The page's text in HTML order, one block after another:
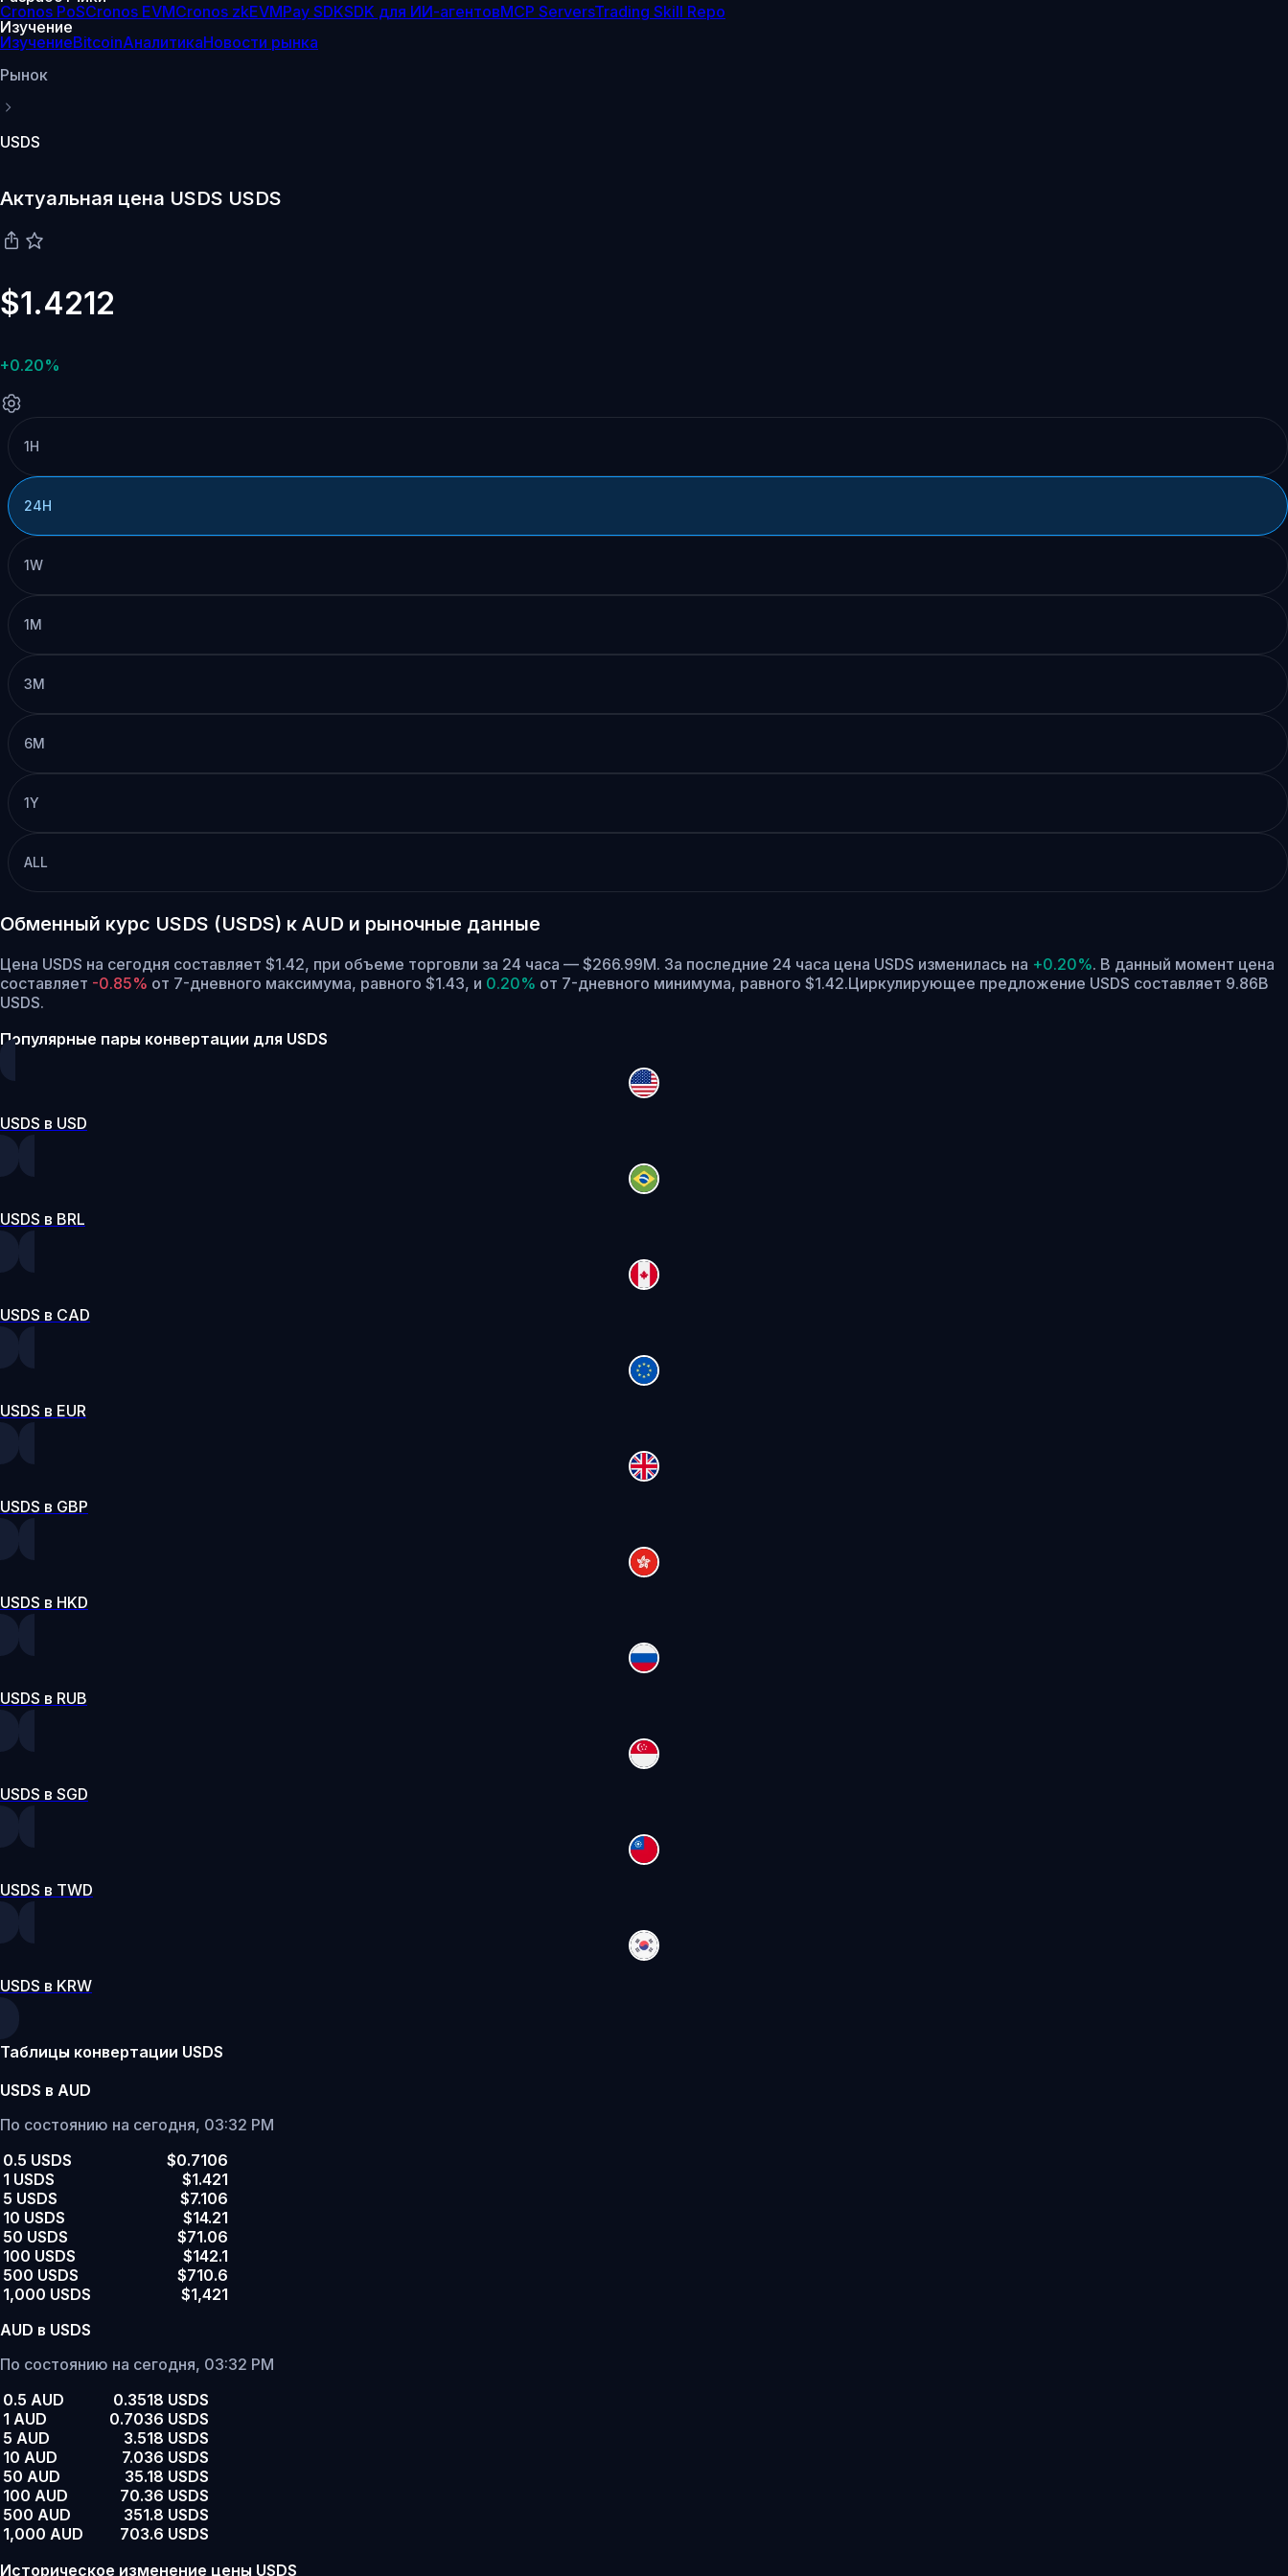
Cronos PoSCronos EVMCronos zkEVMPay SDKSDK для ИИ-агентовMCP ServersTrading Skill Repo
Изучение
ИзучениеBitcoinАналитикаНовости рынка
Рынок
USDS
Актуальная цена USDS USDS
$1.4212
+0.20%
1H
24H
1W
1M
3M
6M
1Y
ALL
Обменный курс USDS (USDS) к AUD и рыночные данные
Цена USDS на сегодня составляет $1.42, при объеме торговли за 24 часа — $266.99M. За последние 24 часа цена USDS изменилась на +0.20%. В данный момент цена
составляет -0.85% от 7-дневного максимума, равного $1.43, и 0.20% от 7-дневного минимума, равного $1.42.Циркулирующее предложение USDS составляет 9.86B
USDS.
Популярные пары конвертации для USDS
USDS в USD
USDS в BRL
USDS в CAD
USDS в EUR
USDS в GBP
USDS в HKD
USDS в RUB
USDS в SGD
USDS в TWD
USDS в KRW
Таблицы конвертации USDS
USDS в AUD
По состоянию на сегодня, 03:32 PM
0.5 USDS
$0.7106
1 USDS
$1.421
5 USDS
$7.106
10 USDS
$14.21
50 USDS
$71.06
100 USDS
$142.1
500 USDS
$710.6
1,000 USDS
$1,421
AUD в USDS
По состоянию на сегодня, 03:32 PM
0.5 AUD
0.3518 USDS
1 AUD
0.7036 USDS
5 AUD
3.518 USDS
10 AUD
7.036 USDS
50 AUD
35.18 USDS
100 AUD
70.36 USDS
500 AUD
351.8 USDS
1,000 AUD
703.6 USDS
Историческое изменение цены USDS